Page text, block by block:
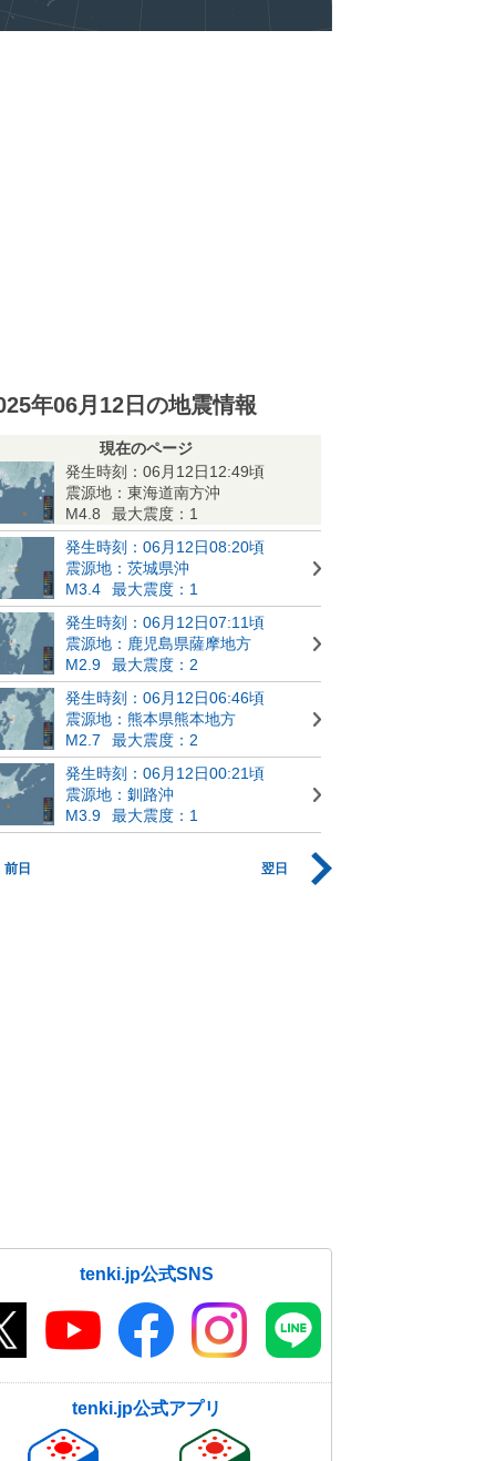
年06月12日の地震情報
現在のページ
発生時刻：06月12日12:49頃
震源地：東海道南方沖
M4.8
最大震度：1
発生時刻：06月12日08:20頃
震源地：茨城県沖
M3.4
最大震度：1
発生時刻：06月12日07:11頃
震源地：鹿児島県薩摩地方
M2.9
最大震度：2
発生時刻：06月12日06:46頃
震源地：熊本県熊本地方
M2.7
最大震度：2
発生時刻：06月12日00:21頃
震源地：釧路沖
M3.9
最大震度：1
前日 翌日
tenki.jp公式SNS
tenki.jp公式アプリ